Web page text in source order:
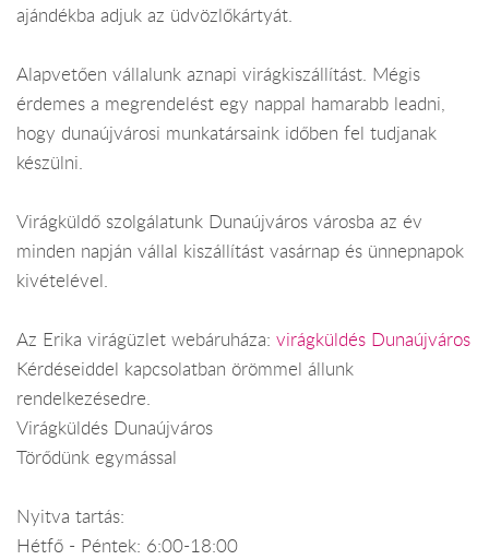
ajándékba adjuk az üdvözlőkártyát.
Alapvetően vállalunk aznapi virágkiszállítást. Mégis
érdemes a megrendelést egy nappal hamarabb leadni,
hogy dunaújvárosi munkatársaink időben fel tudjanak
készülni.
Virágküldő szolgálatunk Dunaújváros városba az év
minden napján vállal kiszállítást vasárnap és ünnepnapok
kivételével.
Az Erika virágüzlet webáruháza: virágküldés Dunaújváros
Kérdéseiddel kapcsolatban örömmel állunk
rendelkezésedre.
Virágküldés Dunaújváros
Törődünk egymással
Nyitva tartás:
Hétfő - Péntek: 6:00-18:00